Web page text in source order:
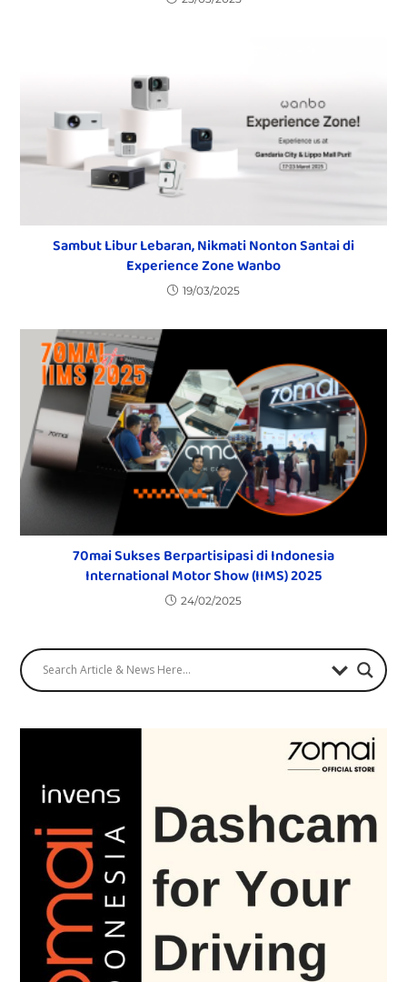
Sambut Libur Lebaran, Nikmati Nonton Santai di
Experience Zone Wanbo
19/03/2025
70mai Sukses Berpartisipasi di Indonesia
International Motor Show (IIMS) 2025
24/02/2025